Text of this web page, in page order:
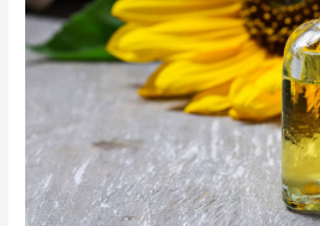
efeito
estufa